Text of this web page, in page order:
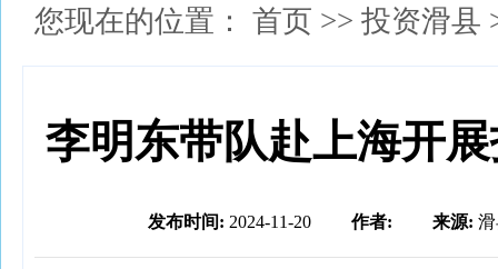
您现在的位置： 首页 >> 投资滑县
李明东带队赴上海开
发布时间: 2024-11-20 作者: 来源: